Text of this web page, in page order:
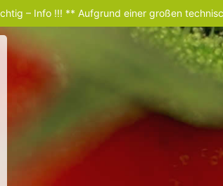
– Info !!! ** Aufgrund einer großen